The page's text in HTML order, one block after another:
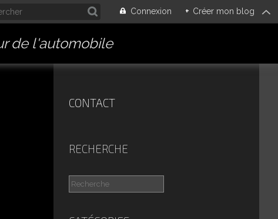
Connexion + Créer mon blog
de l'automobile
CONTACT
RECHERCHE